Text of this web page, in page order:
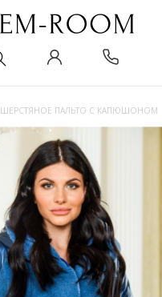
ШЕРСТЯНОЕ ПАЛЬТО С КАПЮШОНОМ